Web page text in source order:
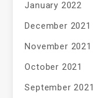
January 2022
December 2021
November 2021
October 2021
September 2021